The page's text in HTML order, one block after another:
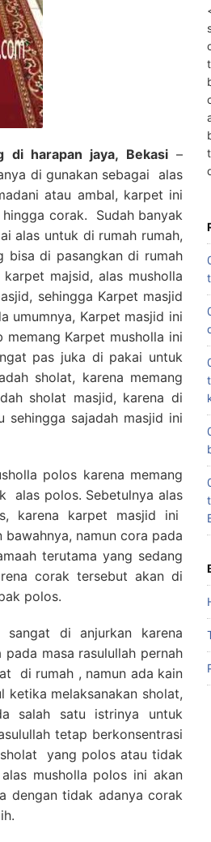
di harapan jaya, Bekasi–
di gunakan sebagai alas
atau ambal, karpet ini
corak. Sudah banyak
alas untuk di rumah rumah,
bisa di pasangkan di rumah
majsid, alas musholla
sehingga Karpet masjid
umumnya, Karpet masjid ini
Karpet musholla ini
pas juka di pakai untuk
sholat, karena memang
sholat masjid, karena di
sehingga sajadah masjid ini
polos karena memang
alas polos. Sebetulnya alas
karena karpet masjid ini
namun cora pada
terutama yang sedang
corak tersebut akan di
polos.
di anjurkan karena
masa rasulullah pernah
di rumah , namun ada kain
ketika melaksanakan sholat,
salah satu istrinya untuk
tetap berkonsentrasi
yang polos atau tidak
musholla polos ini akan
dengan tidak adanya corak